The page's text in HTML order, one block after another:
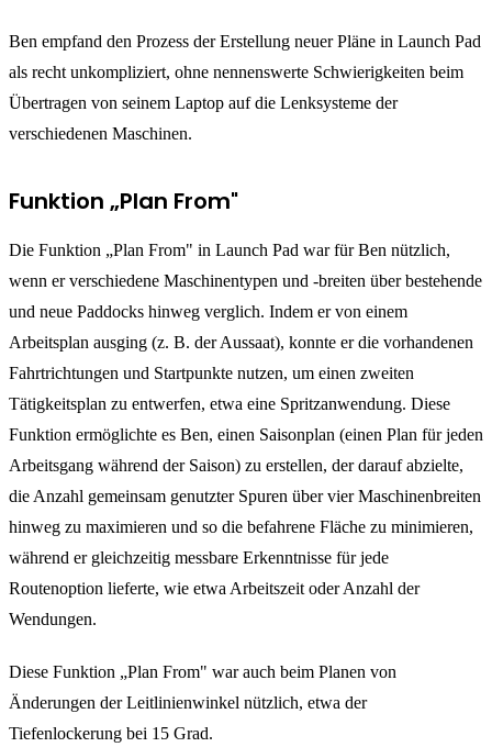
Ben empfand den Prozess der Erstellung neuer Pläne in Launch Pad
als recht unkompliziert, ohne nennenswerte Schwierigkeiten beim
Übertragen von seinem Laptop auf die Lenksysteme der
verschiedenen Maschinen.
Funktion „Plan From"
Die Funktion „Plan From" in Launch Pad war für Ben nützlich,
wenn er verschiedene Maschinentypen und -breiten über bestehende
und neue Paddocks hinweg verglich. Indem er von einem
Arbeitsplan ausging (z. B. der Aussaat), konnte er die vorhandenen
Fahrtrichtungen und Startpunkte nutzen, um einen zweiten
Tätigkeitsplan zu entwerfen, etwa eine Spritzanwendung. Diese
Funktion ermöglichte es Ben, einen Saisonplan (einen Plan für jeden
Arbeitsgang während der Saison) zu erstellen, der darauf abzielte,
die Anzahl gemeinsam genutzter Spuren über vier Maschinenbreiten
hinweg zu maximieren und so die befahrene Fläche zu minimieren,
während er gleichzeitig messbare Erkenntnisse für jede
Routenoption lieferte, wie etwa Arbeitszeit oder Anzahl der
Wendungen.
Diese Funktion „Plan From" war auch beim Planen von
Änderungen der Leitlinienwinkel nützlich, etwa der
Tiefenlockerung bei 15 Grad.